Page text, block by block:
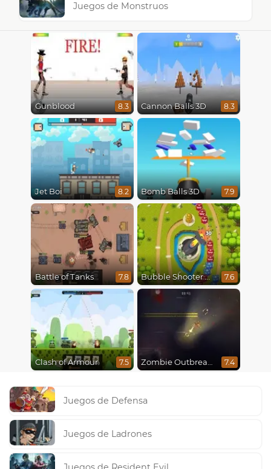
Juegos de Monstruos
Gunblood 8.3 Cannon Balls 3D 8.3
Jet Boi 8.2 Bomb Balls 3D 7.9
Battle of Tanks 7.8 Bubble Shooter Online 7.6
Clash of Armour 7.5 Zombie Outbreak Arena 7.4
Juegos de Defensa
Juegos de Ladrones